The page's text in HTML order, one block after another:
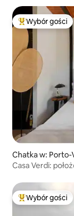
Wybór gości
Chatka w: Porto-
Casa Verdi:
Wybór gości